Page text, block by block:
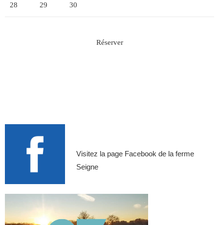
28 29 30
Réserver
Visitez la page Facebook de la ferme
Seigne